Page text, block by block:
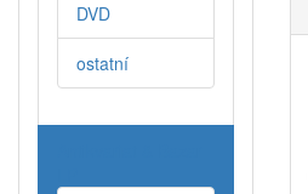
DVD
ostatní